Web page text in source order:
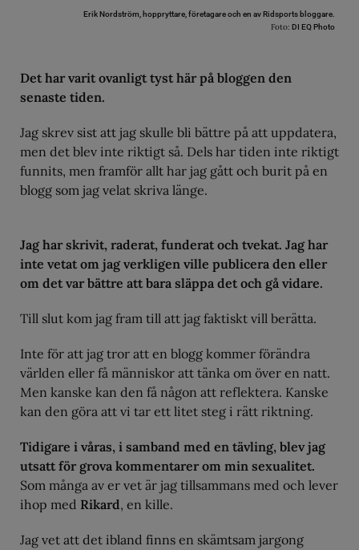
Erik Nordström, hoppryttare, företagare och en av Ridsports bloggare.
Foto: DI EQ Photo
Det har varit ovanligt tyst här på bloggen den
senaste tiden.
Jag skrev sist att jag skulle bli bättre på att uppdatera,
men det blev inte riktigt så. Dels har tiden inte riktigt
funnits, men framför allt har jag gått och burit på en
blogg som jag velat skriva länge.
Jag har skrivit, raderat, funderat och tvekat. Jag har
inte vetat om jag verkligen ville publicera den eller
om det var bättre att bara släppa det och gå vidare.
Till slut kom jag fram till att jag faktiskt vill berätta.
Inte för att jag tror att en blogg kommer förändra
världen eller få människor att tänka om över en natt.
Men kanske kan den få någon att reflektera. Kanske
kan den göra att vi tar ett litet steg i rätt riktning.
Tidigare i våras, i samband med en tävling, blev jag
utsatt för grova kommentarer om min sexualitet.
Som många av er vet är jag tillsammans med och lever
ihop med Rikard, en kille.
Jag vet att det ibland finns en skämtsam jargong